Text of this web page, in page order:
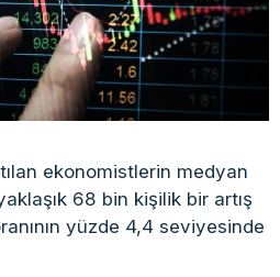
ekonomistlerin medyan
68 bin kişilik bir artış
yüzde 4,4 seviyesinde